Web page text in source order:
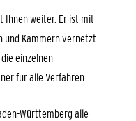
Ihnen weiter. Er ist mit
und Kammern vernetzt
einzelnen
für alle Verfahren.
Württemberg alle